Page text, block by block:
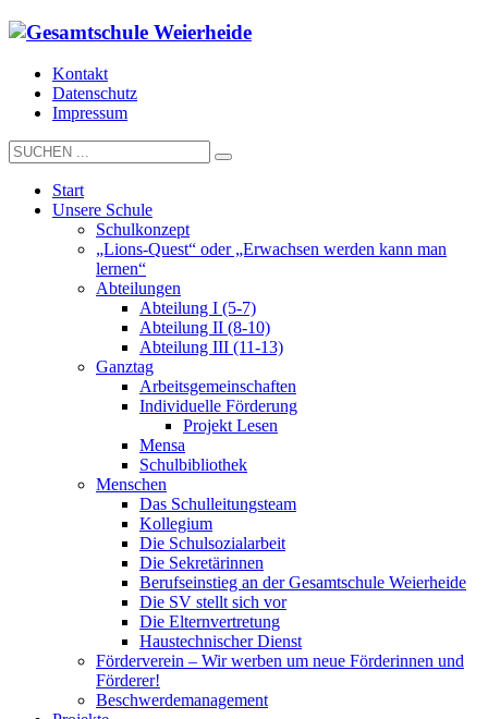
Kontakt
Datenschutz
Impressum
Start
Unsere Schule
Schulkonzept
„Lions-Quest“ oder „Erwachsen werden kann man
lernen“
Abteilungen
Abteilung I (5-7)
Abteilung II (8-10)
Abteilung III (11-13)
Ganztag
Arbeitsgemeinschaften
Individuelle Förderung
Projekt Lesen
Mensa
Schulbibliothek
Menschen
Das Schulleitungsteam
Kollegium
Die Schulsozialarbeit
Die Sekretärinnen
Berufseinstieg an der Gesamtschule Weierheide
Die SV stellt sich vor
Die Elternvertretung
Haustechnischer Dienst
Förderverein – Wir werben um neue Förderinnen und
Förderer!
Beschwerdemanagement